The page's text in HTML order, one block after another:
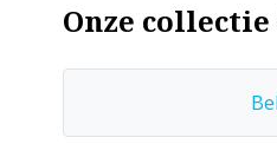
Onze